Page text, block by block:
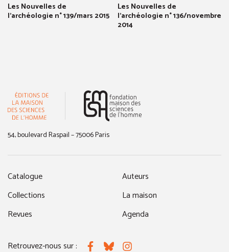
Les Nouvelles de
l'archéologie n° 139/mars 2015
Les Nouvelles de
l'archéologie n° 136/novembre
2014
54, boulevard Raspail – 75006 Paris
Catalogue
Collections
Revues
Auteurs
La maison
Agenda
Retrouvez-nous sur : FacebookBlueskyInstagram